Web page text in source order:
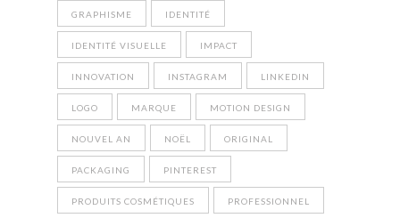
GRAPHISME IDENTITÉ
IDENTITÉ VISUELLE IMPACT
INNOVATION INSTAGRAM LINKEDIN
LOGO MARQUE MOTION DESIGN
NOUVEL AN NOËL ORIGINAL
PACKAGING PINTEREST
PRODUITS COSMÉTIQUES PROFESSIONNEL